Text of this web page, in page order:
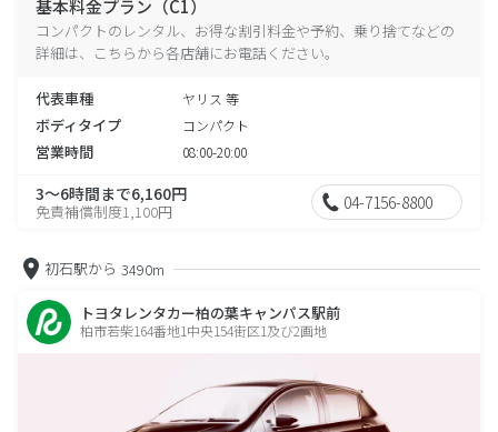
基本料金プラン（C1）
コンパクトのレンタル、お得な割引料金や予約、乗り捨てなどの
詳細は、こちらから各店舗にお電話ください。
代表車種 ヤリス 等
ボディタイプ コンパクト
営業時間 08:00-20:00
3～6時間まで6,160円
免責補償制度1,100円 04-7156-8800
初石駅から 3490m
トヨタレンタカー柏の葉キャンパス駅前
柏市若柴164番地1中央154街区1及び2画地